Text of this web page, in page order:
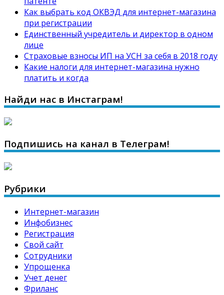
Как выбрать код ОКВЭД для интернет-магазина
при регистрации
Единственный учредитель и директор в одном
лице
Страховые взносы ИП на УСН за себя в 2018 году
Какие налоги для интернет-магазина нужно
платить и когда
Найди нас в Инстаграм!
Подпишись на канал в Телеграм!
Рубрики
Интернет-магазин
Инфобизнес
Регистрация
Свой сайт
Сотрудники
Упрощенка
Учет денег
Фриланс